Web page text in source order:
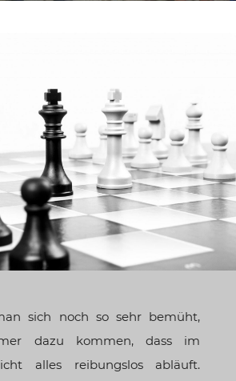
sich noch so sehr bemüht,
dazu kommen, dass im
alles reibungslos abläuft.